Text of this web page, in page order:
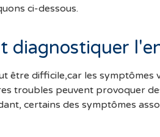
ci-dessous.
diagnostiquer
être difficile,car les symptômes
troubles peuvent provoquer
certains des symptômes